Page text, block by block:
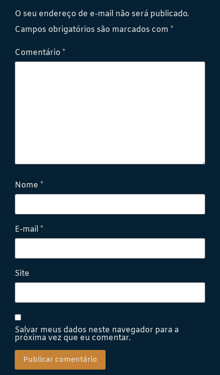
O seu endereço de e-mail não será publicado.
Campos obrigatórios são marcados com *
Comentário *
Nome *
E-mail *
Site
Salvar meus dados neste navegador para a
próxima vez que eu comentar.